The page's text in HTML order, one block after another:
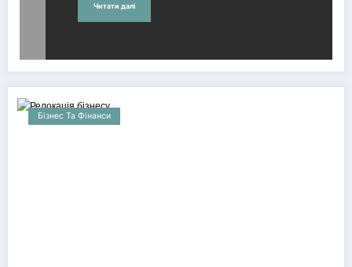
Читати далі
Бізнес Та Фінанси